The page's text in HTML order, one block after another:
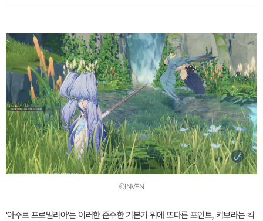
©INVEN
'아주르 프로밀리아'는 이러한 준수한 기본기 위에 또다른 포인트, 키보라는 킥